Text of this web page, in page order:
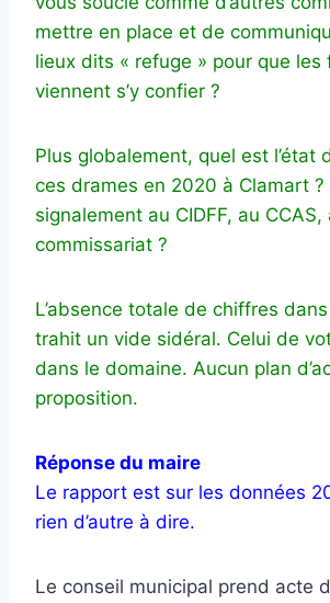
mettre en place et de
lieux dits « refuge » pour que les
viennent s’y confier ?
Plus globalement, quel est l’état
ces drames en 2020 à Clamart ?
signalement au CIDFF, au CCAS,
commissariat ?
L’absence totale de chiffres
trahit un vide sidéral. Celui de
dans le domaine. Aucun plan
proposition.
Réponse du maire
Le rapport est sur les données
rien d’autre à dire.
Le conseil municipal prend acte